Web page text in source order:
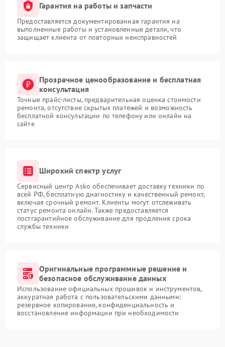
Гарантия на работы и запчасти
Предоставляется документированная гарантия на
выполненные работы и установленные детали, что
защищает клиента от повторных неисправностей
Прозрачное ценообразование и бесплатная
консультация
Точные прайс-листы, предварительная оценка стоимости
ремонта, отсутствие скрытых платежей и возможность
бесплатной консультации по телефону или онлайн на
сайте
Широкий спектр услуг
Сервисный центр Asko обеспечивает доставку техники по
всей РФ, бесплатную диагностику и качественный ремонт,
включая срочный ремонт. Клиенты могут отслеживать
статус ремонта онлайн. Также предоставляется
постгарантийное обслуживание для продления срока
службы техники
Оригинальные программные решение и
безопасное обслуживание данных
Использование официальных прошивок и инструментов,
аккуратная работа с пользовательскими данными:
резервное копирование, конфиденциальность и
восстановление информации при необходимости